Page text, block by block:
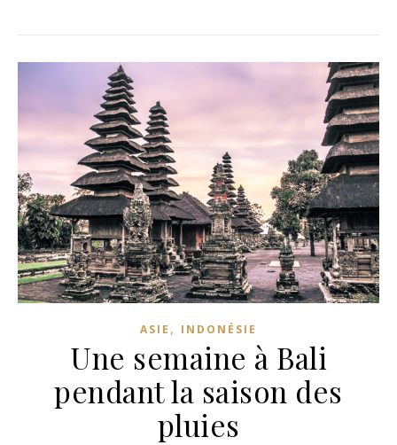
ASIE , INDONÉSIE
Une semaine à Bali
pendant la saison des
pluies